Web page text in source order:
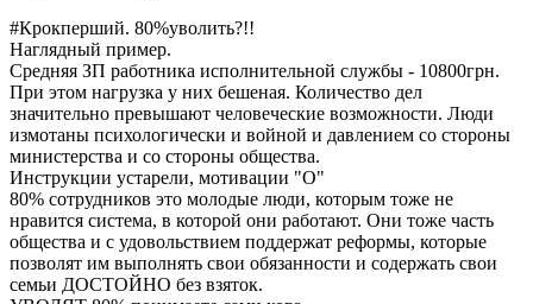
#Крокперший. 80%уволить?!!
Наглядный пример.
Средняя ЗП работника исполнительной службы - 10800грн.
При этом нагрузка у них бешеная. Количество дел
значительно превышают человеческие возможности. Люди
измотаны психологически и войной и давлением со стороны
министерства и со стороны общества.
Инструкции устарели, мотивации "О"
80% сотрудников это молодые люди, которым тоже не
нравится система, в которой они работают. Они тоже часть
общества и с удовольствием поддержат реформы, которые
позволят им выполнять свои обязанности и содержать свои
семьи ДОСТОЙНО без взяток.